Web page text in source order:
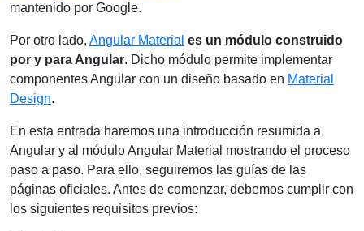
mantenido por Google.
Por otro lado, Angular Material es un módulo construido
por y para Angular. Dicho módulo permite implementar
componentes Angular con un diseño basado en Material
Design.
En esta entrada haremos una introducción resumida a
Angular y al módulo Angular Material mostrando el proceso
paso a paso. Para ello, seguiremos las guías de las
páginas oficiales. Antes de comenzar, debemos cumplir con
los siguientes requisitos previos: